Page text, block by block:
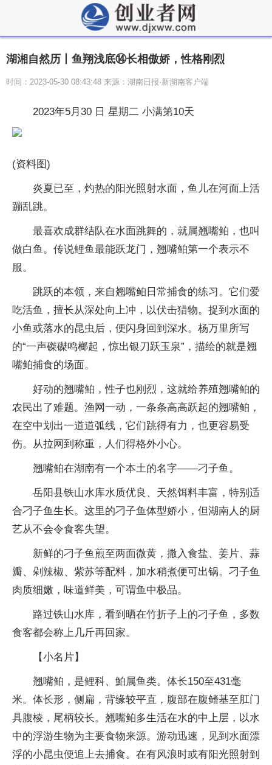
湖湘自然历丨鱼翔浅底⑭长相傲娇，性格刚烈
时间：2023-05-30 08:43:48 来源：湖南日报·新湖南客户端
2023年5月30 日 星期二 小满第10天
(资料图)
炎夏已至，灼热的阳光照射水面，鱼儿在河面上活
蹦乱跳。
最喜欢成群结队在水面跳舞的，就属翘嘴鲌，也叫
做白鱼。传说鲤鱼最能跃龙门，翘嘴鲌第一个表示不
服。
跳跃的本领，来自翘嘴鲌日常捕食的练习。它们爱
吃活鱼，擅长从深处向上冲，以伏击猎物。捉到水面的
小鱼或落水的昆虫后，便闪身回到深水。杨万里所写
的“一声磔磔鸣榔起，惊出银刀跃玉泉”，描绘的就是翘
嘴鲌捕食的场面。
好动的翘嘴鲌，性子也刚烈，这就给养殖翘嘴鲌的
农民出了难题。渔网一动，一条条高高跃起的翘嘴鲌，
在空中划出一道道弧线，它们跳得有力，也更容易受
伤。从拉网到称重，人们得格外小心。
翘嘴鲌在湖南有一个本土的名字——刁子鱼。
岳阳县铁山水库水质优良、天然饵料丰富，特别适
合刁子鱼生长。这里的刁子鱼体型娇小，但湖南人的厨
艺从不会令食客失望。
新鲜的刁子鱼煎至两面微黄，撒入食盐、姜片、蒜
瓣、剁辣椒、紫苏等配料，加水稍煮便可出锅。刁子鱼
肉质细嫩，味道鲜美，可谓鱼中极品。
路过铁山水库，看到晒在竹折子上的刁子鱼，多数
食客都会称上几斤再回家。
【小名片】
翘嘴鲌，是鲤科、鮊属鱼类。体长150至431毫
米。体长形，侧扁，背缘较平直，腹部在腹鳍基至肛门
具腹棱，尾柄较长。翘嘴鲌多生活在水的中上层，以水
中的浮游生物为主要食物来源。游动迅速，见到水面漂
浮的小昆虫便追上去捕食。在有风浪时或有阳光照射到